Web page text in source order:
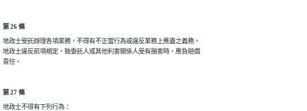
第 26 條
地政士受託辦理各項業務，不得有不正當行為或違反業務上應盡之義務。
地政士違反前項規定，致委託人或其他利害關係人受有損害時，應負賠償
責任。
第 27 條
地政士不得有下列行為：